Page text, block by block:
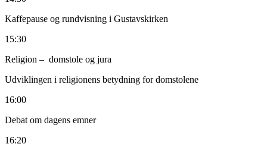
Ankomst og velkomst
Den danske-svenske kirkes historie i Øresundsregionen –
hovedlinjer
13:30
Hvorfor er kirke og stat adskilt i Sverige i dag – men ikke i